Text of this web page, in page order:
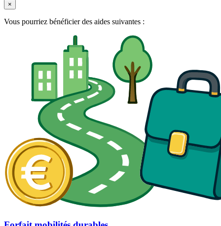
×
Vous pourriez bénéficier des aides suivantes :